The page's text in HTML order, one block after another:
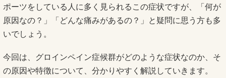
ポーツをしている人に多く見られるこの症状ですが、「何が
原因なの？」「どんな痛みがあるの？」と疑問に思う方も多
いでしょう。
今回は、グロインペイン症候群がどのような症状なのか、そ
の原因や特徴について、分かりやすく解説していきます。